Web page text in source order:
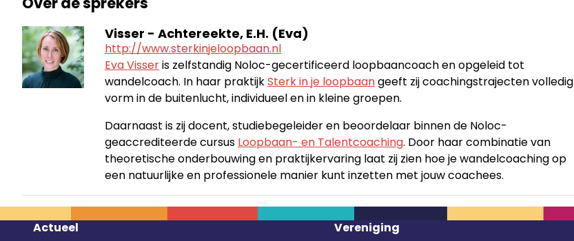
Visser - Achtereekte, E.H. (Eva)
http://www.sterkinjeloopbaan.nl
Eva Visseris zelfstandig Noloc-gecertificeerd loopbaancoach en opgeleid tot
wandelcoach. In haar praktijkSterk in je loopbaangeeft zij coachingstrajecten volledig
vorm in de buitenlucht, individueel en in kleine groepen.
Daarnaast is zij docent, studiebegeleider en beoordelaar binnen de Noloc-
geaccrediteerde cursus Loopbaan- en Talentcoaching. Door haar combinatie van
theoretische onderbouwing en praktijkervaring laat zij zien hoe je wandelcoaching op
een natuurlijke en professionele manier kunt inzetten met jouw coachees.
Footer
Actueel Vereniging